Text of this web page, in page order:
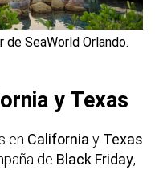
SeaWorld Orlando.
y Texas
en California y Texas
de Black Friday,